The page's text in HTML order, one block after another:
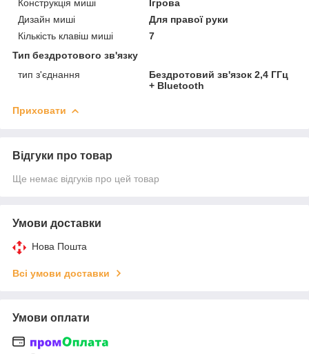
Конструкція миші
Ігрова
Дизайн миші
Для правої руки
Кількість клавіш миші
7
Тип бездротового зв'язку
тип з'єднання
Бездротовий зв'язок 2,4 ГГц
+ Bluetooth
Приховати
Відгуки про товар
Ще немає відгуків про цей товар
Умови доставки
Нова Пошта
Всі умови доставки
Умови оплати